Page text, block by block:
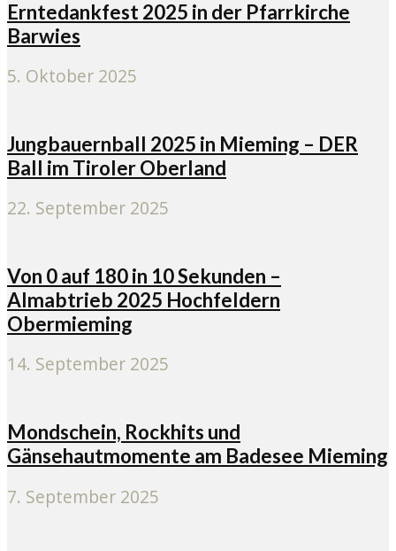
Erntedankfest 2025 in der Pfarrkirche
Barwies
5. Oktober 2025
Jungbauernball 2025 in Mieming – DER
Ball im Tiroler Oberland
22. September 2025
Von 0 auf 180 in 10 Sekunden –
Almabtrieb 2025 Hochfeldern
Obermieming
14. September 2025
Mondschein, Rockhits und
Gänsehautmomente am Badesee Mieming
7. September 2025